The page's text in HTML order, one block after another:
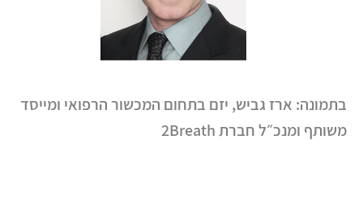
בתמונה: ארז גביש, יזם בתחום המכשור הרפואי ומייסד
משותף ומנכ״ל חברת 2Breath